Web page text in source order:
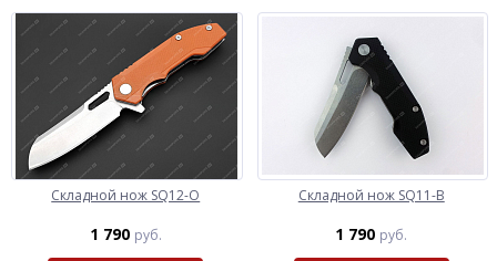
Складной нож SQ12-O
1 790 руб.
Складной нож SQ11-B
1 790 руб.